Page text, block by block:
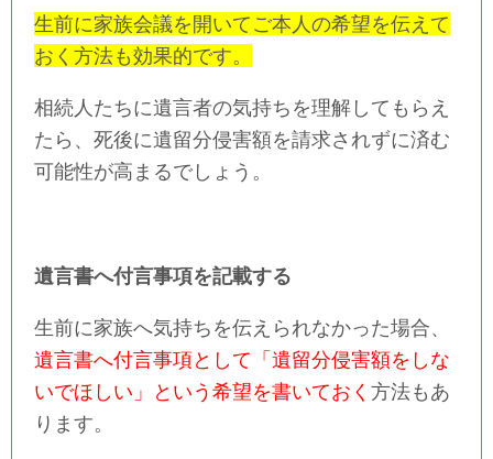
生前に家族会議を開いてご本人の希望を伝えて
おく方法も効果的です。
相続人たちに遺言者の気持ちを理解してもらえ
たら、死後に遺留分侵害額を請求されずに済む
可能性が高まるでしょう。
遺言書へ付言事項を記載する
生前に家族へ気持ちを伝えられなかった場合、
遺言書へ付言事項として「遺留分侵害額をしな
いでほしい」という希望を書いておく 方法もあ
ります。